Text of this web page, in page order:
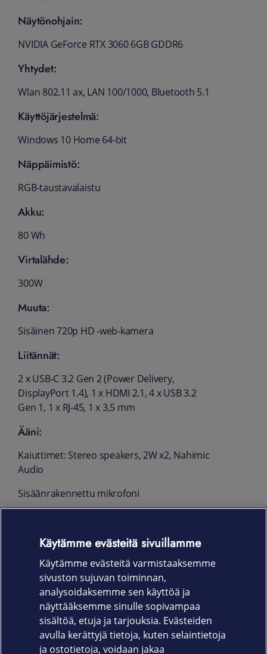
Näytönohjain:
NVIDIA GeForce RTX 3060 6GB GDDR6
Yhtydet:
Wlan 802.11 ax, LAN 100/1000, Bluetooth 5.1
Käyttöjärjestelmä:
Windows 10 Home 64-bit
Näppäimistö:
RGB-taustavalaistu
Akku:
80 Wh
Virtalähde:
300W
Muuta:
Sisäinen 720p HD -web-kamera
Liitännät:
2 x USB-C 3.2 Gen 2 (Power Delivery,
DisplayPort 1.4), 1 x HDMI 2.1, 4 x USB 3.2
Gen 1, 1 x RJ-45, 1 x 3,5 mm
Ääni:
Kaiuttimet: Stereo speakers, 2W x2, Nahimic
Audio
Sisäänrakennettu mikrofoni
356 x 264,4 x 26,85 mm
n. 2,45 kg
Takuu:
24 kk Premium Care takuu
Käytämme evästeitä sivuillamme
Käytämme evästeitä varmistaaksemme
sivuston sujuvan toiminnan,
analysoidaksemme sen käyttöä ja
näyttääksemme sinulle sopivampaa
sisältöä, etuja ja tarjouksia. Evästeiden
avulla kerättyjä tietoja, kuten selaintietoja
ja ostotietoja, voidaan jakaa